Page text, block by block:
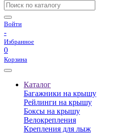
Войти
-
Избранное
0
Корзина
Каталог
Багажники на крышу
Рейлинги на крышу
Боксы на крышу
Велокрепления
Крепления для лыж